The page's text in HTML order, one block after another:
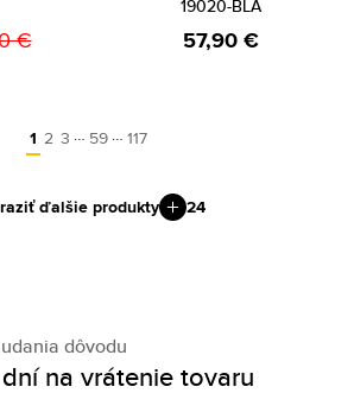
€
19020-BLA
57,90 €
1 2 3 … 59 … 117
ďalšie produkty 24
dôvodu
na vrátenie tovaru